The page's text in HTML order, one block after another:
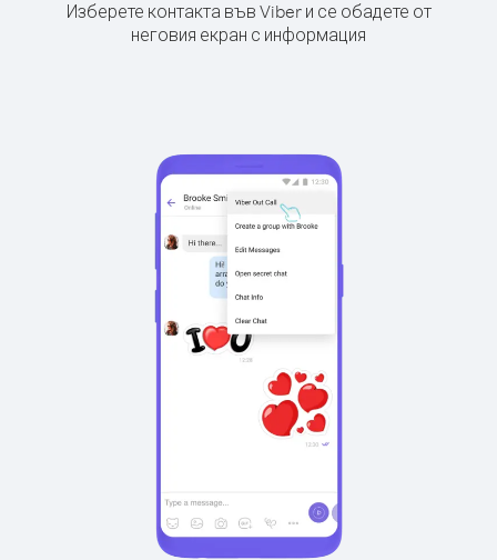
Изберете контакта във Viber и се обадете от
неговия екран с информация